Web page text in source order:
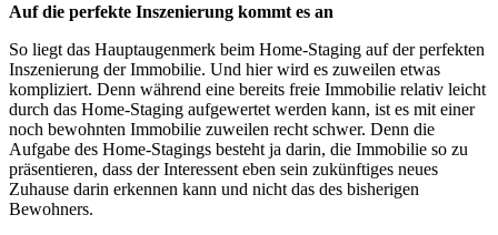
Auf die perfekte Inszenierung kommt es an
So liegt das Hauptaugenmerk beim Home-Staging auf der perfekten
Inszenierung der Immobilie. Und hier wird es zuweilen etwas
kompliziert. Denn während eine bereits freie Immobilie relativ leicht
durch das Home-Staging aufgewertet werden kann, ist es mit einer
noch bewohnten Immobilie zuweilen recht schwer. Denn die
Aufgabe des Home-Stagings besteht ja darin, die Immobilie so zu
präsentieren, dass der Interessent eben sein zukünftiges neues
Zuhause darin erkennen kann und nicht das des bisherigen
Bewohners.